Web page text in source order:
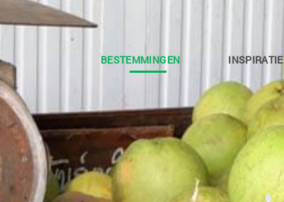
BESTEMMINGEN INSPIRATIE